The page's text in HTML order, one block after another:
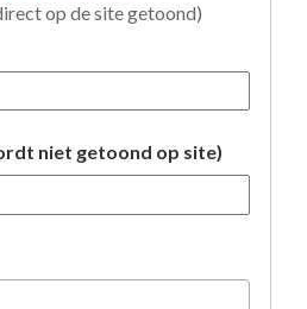
op de site getoond)
niet getoond op site)